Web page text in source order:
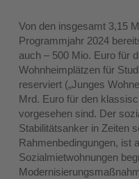
Von den insgesamt 3,15
Programmjahr 2024
auch – 500 Mio. Euro für
Wohnheimplätzen für
reserviert („Junges
Mrd. Euro für den
vorgesehen sind. Der
Stabilitätsanker in Zeiten
Rahmenbedingungen, ist
Sozialmietwohnungen